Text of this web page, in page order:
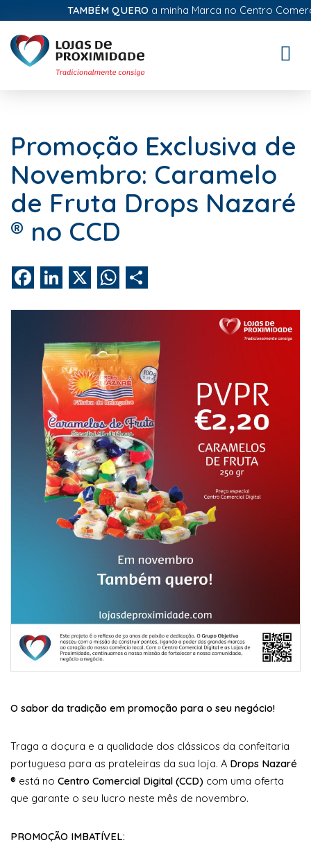
TAMBÉM QUEROa minha Marca no Centro
Promoção Exclusiva de
Novembro: Caramelo
de Fruta Drops Nazaré
® no CCD
FacebookLinkedIn WhatsApp
O sabor da tradição em promoção para o seu negócio!
Traga a doçura e a qualidade dos clássicos da confeitaria
portuguesa para as prateleiras da sua loja. A Drops Nazaré
® está no Centro Comercial Digital (CCD) com uma oferta
que garante o seu lucro neste mês de novembro.
PROMOÇÃO IMBATÍVEL: